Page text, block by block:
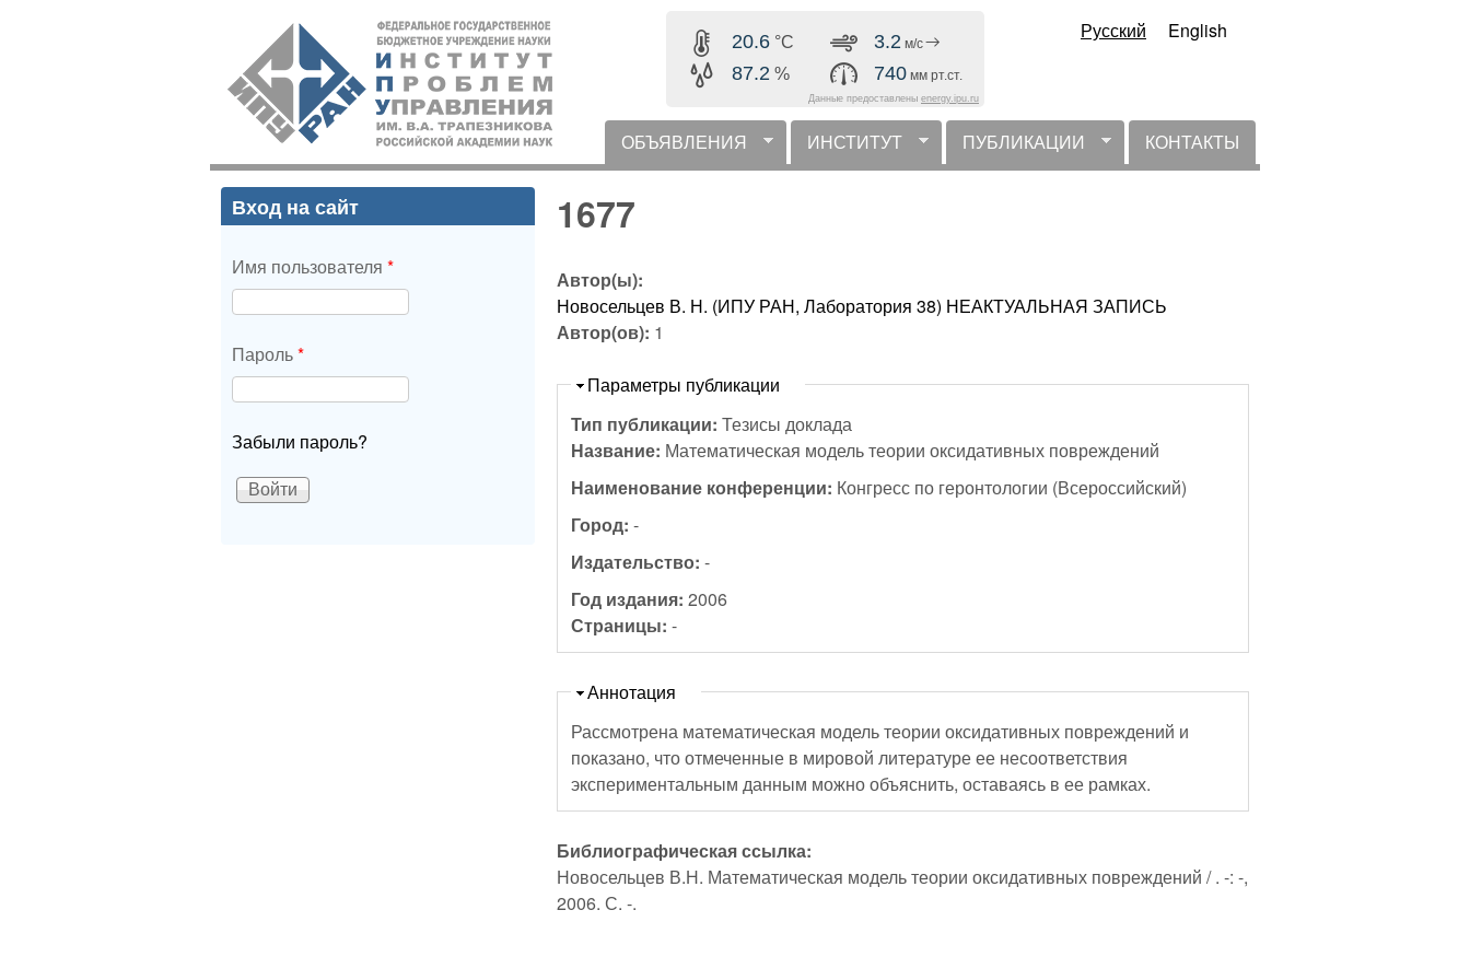
содержанию
ИПУ
РАН
20.6 °C
87.2 %
3.2 м/с
740 мм рт.ст.
Данные предоставлены energy.ipu.ru
Русский English
горизонтальное меню
ОБЪЯВЛЕНИЯ ИНСТИТУТ ПУБЛИКАЦИИ КОНТАКТЫ
1677
Автор(ы):
Новосельцев В. Н. (ИПУ РАН, Лаборатория 38) НЕАКТУАЛЬНАЯ ЗАПИСЬ
Автор(ов): 1
Скрыть
Параметры публикации
Тип публикации:Тезисы доклада
Название: Математическая модель теории оксидативных повреждений
Наименование конференции: Конгресс по геронтологии (Всероссийский)
Город:-
Издательство:-
Год издания:2006
Страницы:-
Скрыть
Аннотация
Рассмотрена математическая модель теории оксидативных повреждений и
показано, что отмеченные в мировой литературе ее несоответствия
экспериментальным данным можно объяснить, оставаясь в ее рамках.
Библиографическая ссылка:
Новосельцев В.Н. Математическая модель теории оксидативных повреждений / . -: -,
2006. С. -.
Вход на сайт
Имя пользователя *
Пароль*
Забыли пароль?